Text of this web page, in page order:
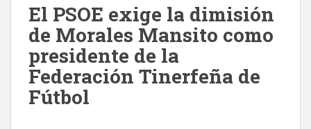
El PSOE exige la dimisión
de Morales Mansito como
presidente de la
Federación Tinerfeña de
Fútbol